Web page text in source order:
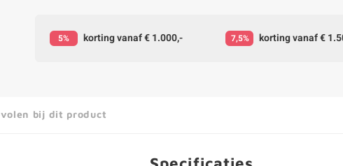
5% korting vanaf € 1.000,- 7,5% korting vanaf €
bij dit product